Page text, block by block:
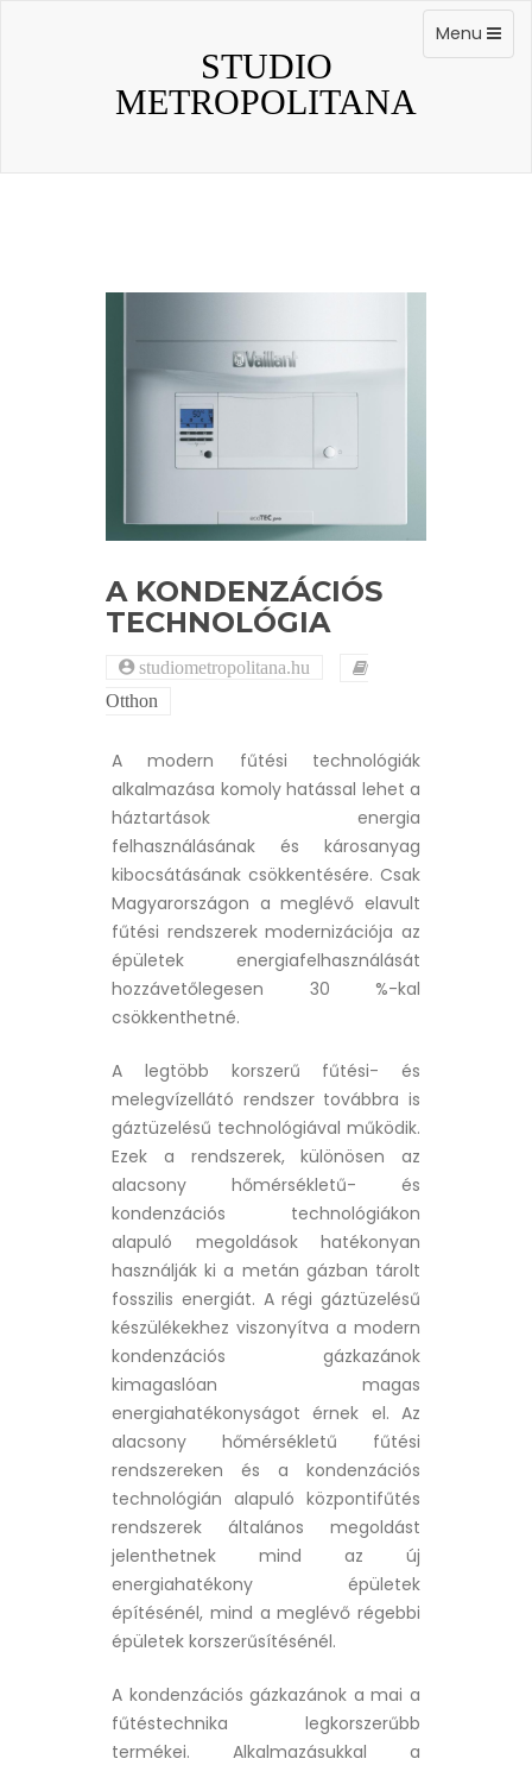
STUDIO
METROPOLITANA
Toggle
navigation
Menu
A KONDENZÁCIÓS
TECHNOLÓGIA
studiometropolitana.hu
Otthon
A modern fűtési technológiák
alkalmazása komoly hatással lehet a
háztartások energia
felhasználásának és károsanyag
kibocsátásának csökkentésére. Csak
Magyarországon a meglévő elavult
fűtési rendszerek modernizációja az
épületek energiafelhasználását
hozzávetőlegesen 30 %-kal
csökkenthetné.
A legtöbb korszerű fűtési- és
melegvízellátó rendszer továbbra is
gáztüzelésű technológiával működik.
Ezek a rendszerek, különösen az
alacsony hőmérsékletű- és
kondenzációs technológiákon
alapuló megoldások hatékonyan
használják ki a metán gázban tárolt
fosszilis energiát. A régi gáztüzelésű
készülékekhez viszonyítva a modern
kondenzációs gázkazánok
kimagaslóan magas
energiahatékonyságot érnek el. Az
alacsony hőmérsékletű fűtési
rendszereken és a kondenzációs
technológián alapuló központifűtés
rendszerek általános megoldást
jelenthetnek mind az új
energiahatékony épületek
építésénél, mind a meglévő régebbi
épületek korszerűsítésénél.
A kondenzációs gázkazánok a mai a
fűtéstechnika legkorszerűbb
termékei. Alkalmazásukkal a